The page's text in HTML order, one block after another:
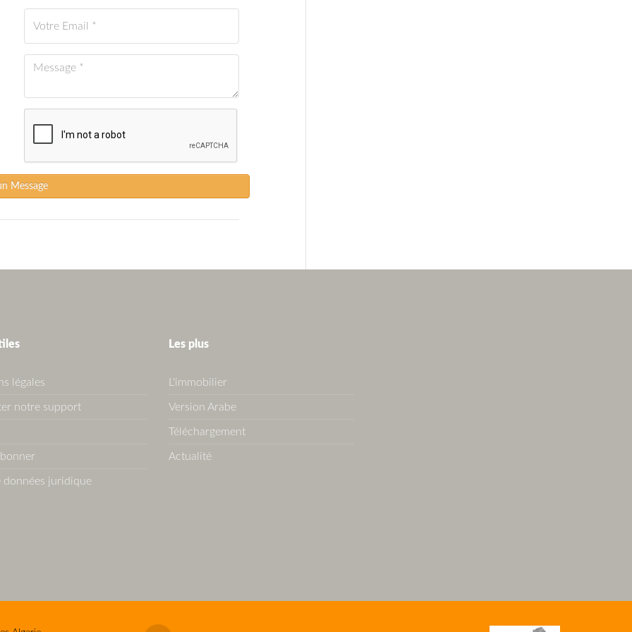
Message
légales
notre support
données juridique
Les plus
L'immobilier
Version Arabe
Téléchargement
Actualité